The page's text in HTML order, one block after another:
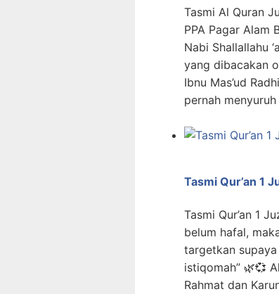
Tasmi Al Quran
PPA Pagar Alam
Nabi Shallallahu
yang dibacakan
Ibnu Mas’ud
pernah menyuruh
Tasmi Qur’an 1
Tasmi Qur’an 1
belum hafal,
targetkan
istiqomah” 🌿💞
Rahmat dan